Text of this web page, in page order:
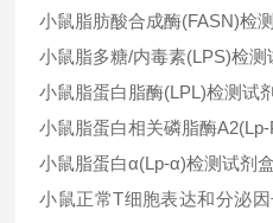
小鼠脂肪酸合成酶(FASN)检
小鼠脂多糖/内毒素(LPS)检测
小鼠脂蛋白脂酶(LPL)检测试
小鼠脂蛋白相关磷脂酶
小鼠脂蛋白α(Lp-α)检测试剂盒
小鼠正常T细胞表达和分泌